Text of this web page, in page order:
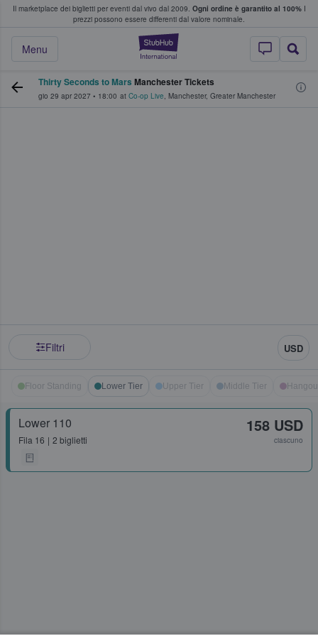
Il marketplace dei biglietti per eventi dal vivo dal 2009. Ogni ordine è garantito al 100%I
prezzi possono essere differenti dal valore nominale.
StubHub - Dove
Menu
fan comprano e vendono biglietti
Thirty Seconds to Mars Manchester Tickets
gio 29 apr 2027 • 18:00 at Co-op Live, Manchester, Greater Manchester
Filtri USD
Floor Standing Lower Tier Upper Tier Middle Tier
Lower 110
Fila 16 2 biglietti
158 USD
ciascuno